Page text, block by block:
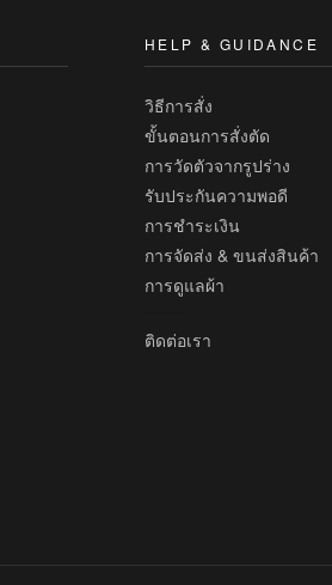
เปรียบ
เทียบ
HELP & GUIDANCE
วิธีการสั่ง
ขั้นตอนการสั่งตัด
การวัดตัวจากรูปร่าง
รับประกันความพอดี
การชำระเงิน
การจัดส่ง & ขนส่งสินค้า
การดูแลผ้า
ติดต่อเรา